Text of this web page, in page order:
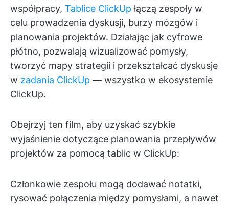
współpracy, Tablice ClickUp łączą zespoły w
celu prowadzenia dyskusji, burzy mózgów i
planowania projektów. Działając jak cyfrowe
płótno, pozwalają wizualizować pomysły,
tworzyć mapy strategii i przekształcać dyskusje
w zadania ClickUp — wszystko w ekosystemie
ClickUp.
Obejrzyj ten film, aby uzyskać szybkie
wyjaśnienie dotyczące planowania przepływów
projektów za pomocą tablic w ClickUp:
Członkowie zespołu mogą dodawać notatki,
rysować połączenia między pomysłami, a nawet